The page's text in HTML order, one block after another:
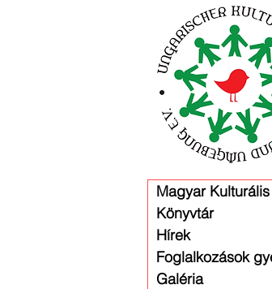
Magyar
Könyvtár
Hírek
Foglalkozások
Galéria